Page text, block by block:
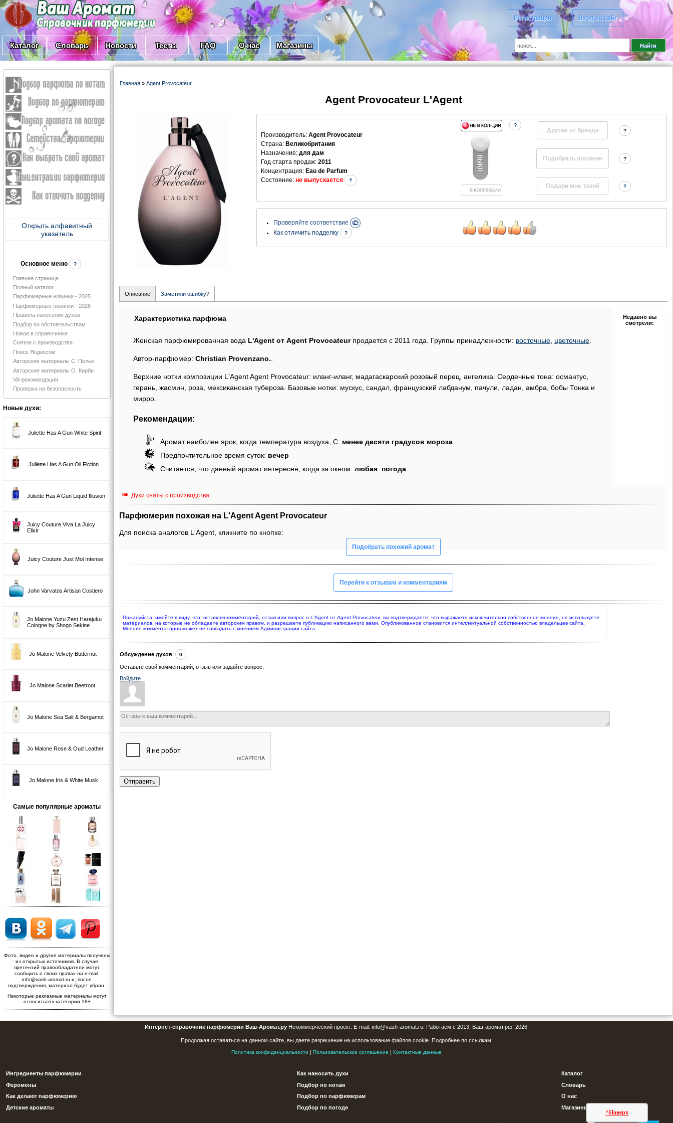
Регистрация Вход на сайт
Каталог Словарь Новости Тесты FAQ О нас Магазины
Открыть алфавитный
указатель
Основное меню ?
Главная страница
Полный каталог
Парфюмерные новинки - 2025
Парфюмерные новинки - 2026
Правила нанесения духов
Подбор по обстоятельствам
Новое в справочнике
Снятое с производства
Поиск Яндексом
Авторские материалы С. Полье
Авторские материалы О. Кирбы
VA-рекомендации
Проверка на безопасность
Новые духи:
Juliette Has A Gun White Spirit
Juliette Has A Gun Oil Fiction
Juliette Has A Gun Liquid Illusion
Juicy Couture Viva La Juicy
Elixir
Juicy Couture Just Moi Intense
John Varvatos Artisan Costiero
Jo Malone Yuzu Zest Harajuku
Cologne by Shogo Sekine
Jo Malone Velvety Butternut
Jo Malone Scarlet Beetroot
Jo Malone Sea Salt & Bergamot
Jo Malone Rose & Oud Leather
Jo Malone Iris & White Musk
Самые популярные ароматы
Фото, видео и другие материалы получены
из открытых источников. В случае
претензий правообладатели могут
сообщить о своих правах на e-mail:
info@vash-aromat.ru и, после
подтверждения, материал будет убран.
Некоторые рекламные материалы могут
относиться к категории 18+
Главная » Agent Provocateur
Agent Provocateur L'Agent
Производитель: Agent Provocateur
Страна: Великобритания
Назначение: для дам
Год старта продаж: 2011
Концентрация: Eau de Parfum
Состояние: не выпускается ?
?
Другие от бренда ?
?
?
Проверяйте соответствие
Как отличить подделку
?
Описание Заметили ошибку?
Характеристика парфюма
Женская парфюмированная вода L'Agent от Agent Provocateurпродается с 2011 года. Группы принадлежности: восточные цветочные
Автор-парфюмер: Christian Provenzano.
Верхние нотки композиции L'Agent Agent Provocateur: иланг-иланг, мадагаскарский розовый перец, ангелика. Сердечные тона: османтус,
герань, жасмин, роза, мексиканская тубероза. Базовые нотки: мускус, сандал, французский лабданум, пачули, ладан, амбра, бобы Тонка и
мирро.
Рекомендации:
Аромат наиболее ярок, когда температура воздуха, С: менее десяти градусов мороза
Предпочтительное время суток: вечер
Считается, что данный аромат интересен, когда за окном: любая_погода
Недавно вы
смотрели:
➠ Духи сняты с производства.
Парфюмерия похожая на L'Agent Agent Provocateur
Для поиска аналогов L'Agent, кликните по кнопке:
Подобрать похожий аромат
Перейти к отзывам и комментариям
Пожалуйста, имейте в виду, что, оставляя комментарий, отзыв или вопрос о L'Agent от Agent Provocateur, вы подтверждаете, что выражаете исключительно собственное мнение, не используете
материалов, на которые не обладаете авторским правом, и разрешаете публикацию написанного вами. Опубликованное становится интеллектуальной собственностью владельцев сайта.
Мнение комментаторов может не совпадать с мнением Администрации сайта.
Обсуждение духов: 0
Оставьте свой комментарий, отзыв или задайте вопрос:
Войдите
Отправить
^Наверх
Интернет-справочник парфюмерии Ваш-Аромат.руНекоммерческий проект. E-mail: info@vash-aromat.ru. Работаем с 2013. Ваш-аромат.рф, 2026.
Продолжая оставаться на данном сайте, вы даете разрешение на использование файлов cookie. Подробнее по ссылкам:
Политика конфиденциальности | Пользовательское соглашение | Контактные данные
Ингредиенты парфюмерии
Феромоны
Как делают парфюмерию
Детские ароматы
Как наносить духи
Подбор по нотам
Подбор по парфюмерам
Подбор по погоде
Каталог
Словарь
О нас
Магазины